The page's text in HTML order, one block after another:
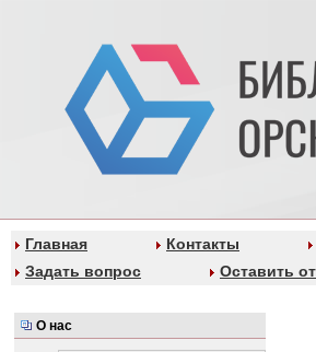
Главная Контакты
Задать вопрос
Оставить
О нас